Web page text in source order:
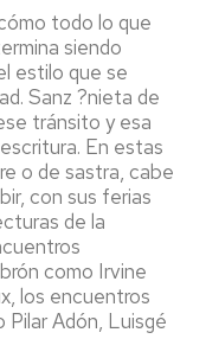
todo lo que
siendo
estilo que se
Sanz ?nieta de
tránsito y esa
En estas
o de sastra, cabe
con sus ferias
de la
como Irvine
los encuentros
Adón, Luisgé